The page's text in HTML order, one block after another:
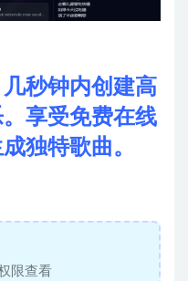
秒钟内创建高
享受免费在线
独特歌曲。
限查看